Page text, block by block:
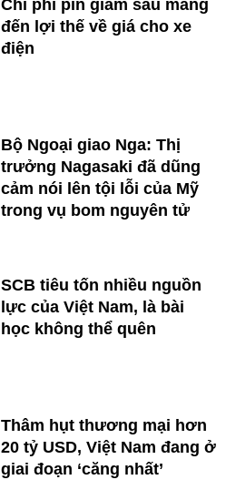
Chi phí pin giảm sâu mang
đến lợi thế về giá cho xe
điện
Bộ Ngoại giao Nga: Thị
trưởng Nagasaki đã dũng
cảm nói lên tội lỗi của Mỹ
trong vụ bom nguyên tử
SCB tiêu tốn nhiều nguồn
lực của Việt Nam, là bài
học không thể quên
Thâm hụt thương mại hơn
20 tỷ USD, Việt Nam đang ở
giai đoạn ‘căng nhất’